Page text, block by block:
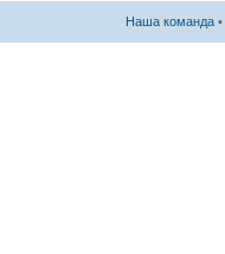
Наша команда •